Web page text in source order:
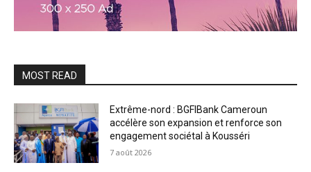
MOST READ
Extrême-nord : BGFIBank Cameroun
accélère son expansion et renforce son
engagement sociétal à Kousséri
7 août 2026